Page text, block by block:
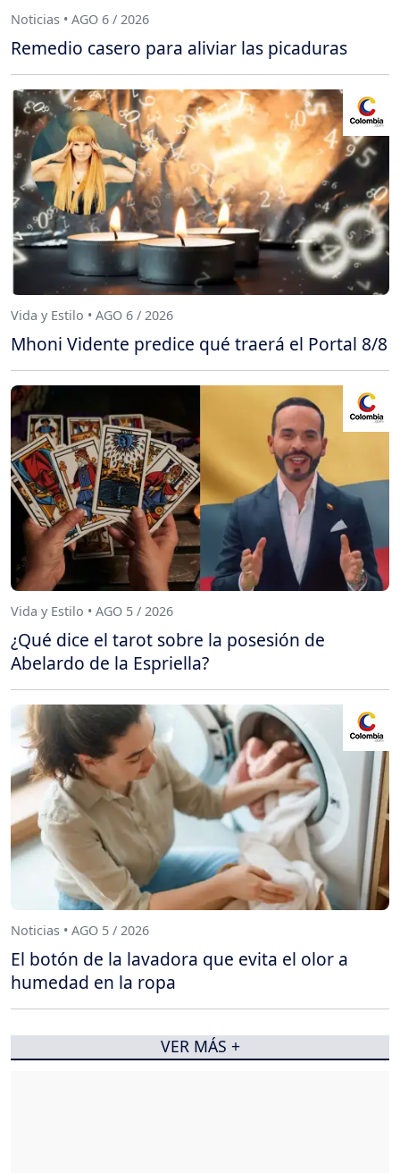
Noticias • AGO 6 / 2026
Remedio casero para aliviar las picaduras
Vida y Estilo • AGO 6 / 2026
Mhoni Vidente predice qué traerá el Portal 8/8
Vida y Estilo • AGO 5 / 2026
¿Qué dice el tarot sobre la posesión de
Abelardo de la Espriella?
Noticias • AGO 5 / 2026
El botón de la lavadora que evita el olor a
humedad en la ropa
VER MÁS +